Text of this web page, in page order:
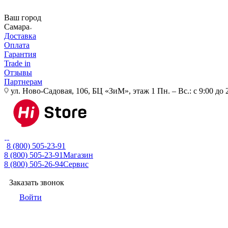
Ваш город
Самара
Доставка
Оплата
Гарантия
Trade in
Отзывы
Партнерам
ул. Ново-Садовая, 106, БЦ «ЗиМ», этаж 1 Пн. – Вс.: с 9:00 до
8 (800) 505-23-91
8 (800) 505-23-91Магазин
8 (800) 505-26-94Сервис
Заказать звонок
Войти